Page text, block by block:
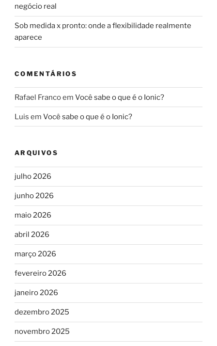
negócio real
Sob medida x pronto: onde a flexibilidade realmente
aparece
COMENTÁRIOS
Rafael Francoem Você sabe o que é o Ionic?
Luis em Você sabe o que é o Ionic?
ARQUIVOS
julho 2026
junho 2026
maio 2026
abril 2026
março 2026
fevereiro 2026
janeiro 2026
dezembro 2025
novembro 2025